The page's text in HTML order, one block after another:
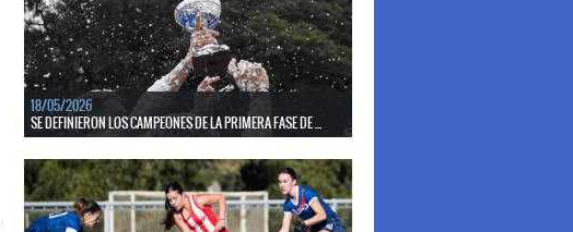
LAS LEONAS CONVOCADAS PARA LA VENTANA EUROPEA DE P...
En junio, el seleccionado nacional disputará las últimas dos
ventanas de Pro League 2025-26 en Bélgica e Inglaterra.
LEER MÁS
18/05/2026
SE DEFINIERON LOS CAMPEONES DE LA PRIMERA FASE DE ...
mejores clubes del país.
LEER MÁS